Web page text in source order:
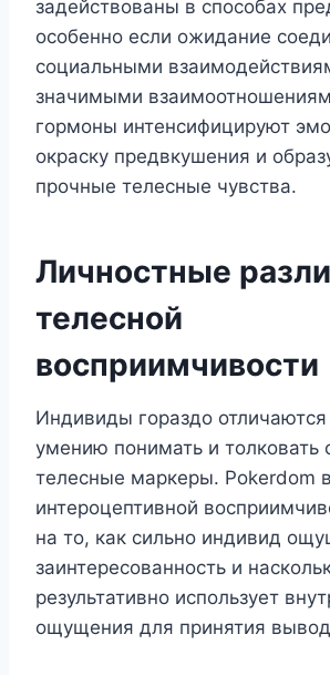
задействованы в способах
особенно если ожидание
социальными
значимыми
гормоны интенсифицируют
окраску предвкушения и
прочные телесные чувства.
Личностные
телесной
восприимчивости
Индивиды гораздо отличаются
умению понимать и толковать
телесные маркеры. Pokerdom
интероцептивной
на то, как сильно индивид
заинтересованность и
результативно использует
ощущения для принятия